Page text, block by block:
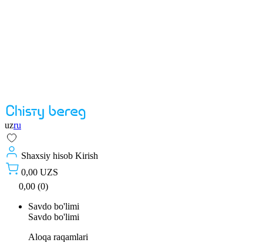
uzru
Shaxsiy hisob Kirish
0,00 UZS
0,00 (0)
Savdo bo'limi
Savdo bo'limi
Aloqa raqamlari